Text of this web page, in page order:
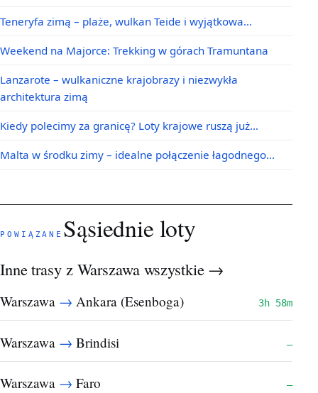
Teneryfa zimą – plaże, wulkan Teide i wyjątkowa…
Weekend na Majorce: Trekking w górach Tramuntana
Lanzarote – wulkaniczne krajobrazy i niezwykła
architektura zimą
Kiedy polecimy za granicę? Loty krajowe ruszą już…
Malta w środku zimy – idealne połączenie łagodnego…
POWIĄZANE Sąsiednie loty
Inne trasy z Warszawa wszystkie →
Warszawa → Ankara (Esenboga) 3h 58m
Warszawa → Brindisi —
Warszawa → Faro —